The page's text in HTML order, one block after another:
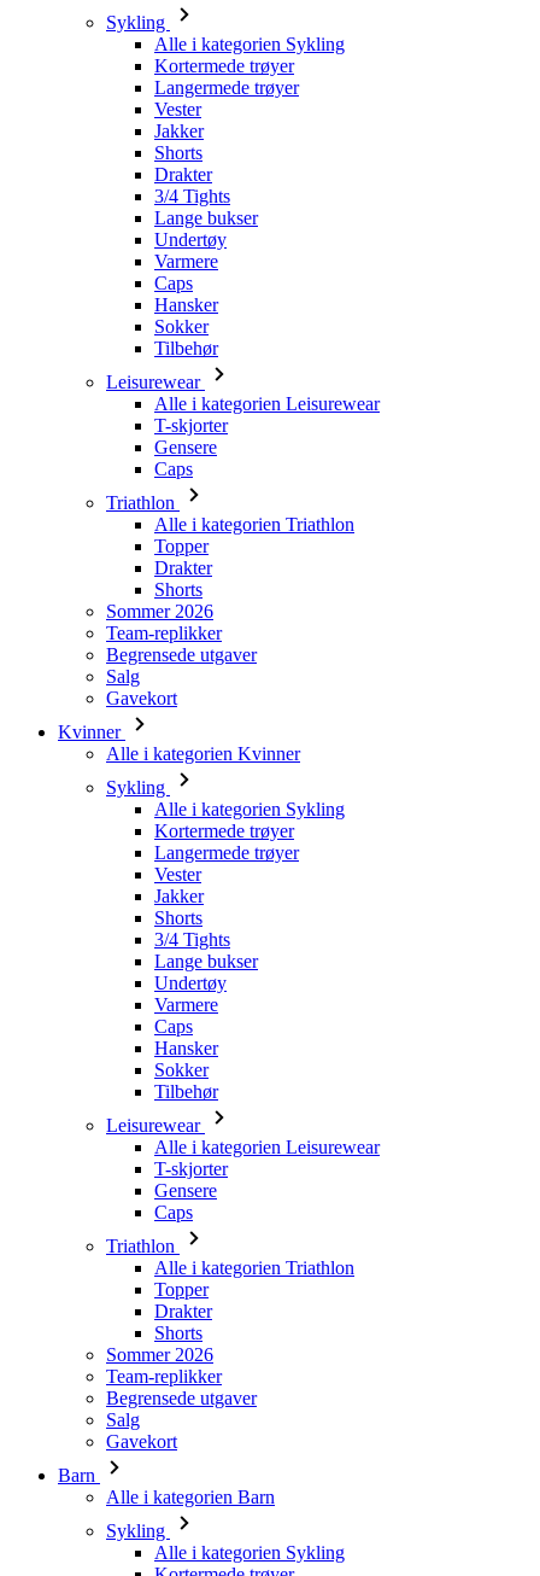
Sykling
Alle i kategorien Sykling
Kortermede trøyer
Langermede trøyer
Vester
Jakker
Shorts
Drakter
3/4 Tights
Lange bukser
Undertøy
Varmere
Caps
Hansker
Sokker
Tilbehør
Leisurewear
Alle i kategorien Leisurewear
T-skjorter
Gensere
Caps
Triathlon
Alle i kategorien Triathlon
Topper
Drakter
Shorts
Sommer 2026
Team-replikker
Begrensede utgaver
Salg
Gavekort
Kvinner
Alle i kategorien Kvinner
Sykling
Alle i kategorien Sykling
Kortermede trøyer
Langermede trøyer
Vester
Jakker
Shorts
3/4 Tights
Lange bukser
Undertøy
Varmere
Caps
Hansker
Sokker
Tilbehør
Leisurewear
Alle i kategorien Leisurewear
T-skjorter
Gensere
Caps
Triathlon
Alle i kategorien Triathlon
Topper
Drakter
Shorts
Sommer 2026
Team-replikker
Begrensede utgaver
Salg
Gavekort
Barn
Alle i kategorien Barn
Sykling
Alle i kategorien Sykling